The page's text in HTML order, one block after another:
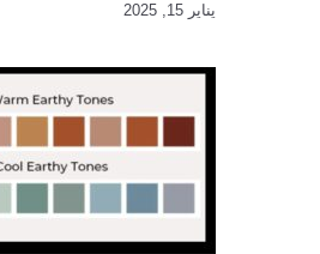
يناير 15, 2025